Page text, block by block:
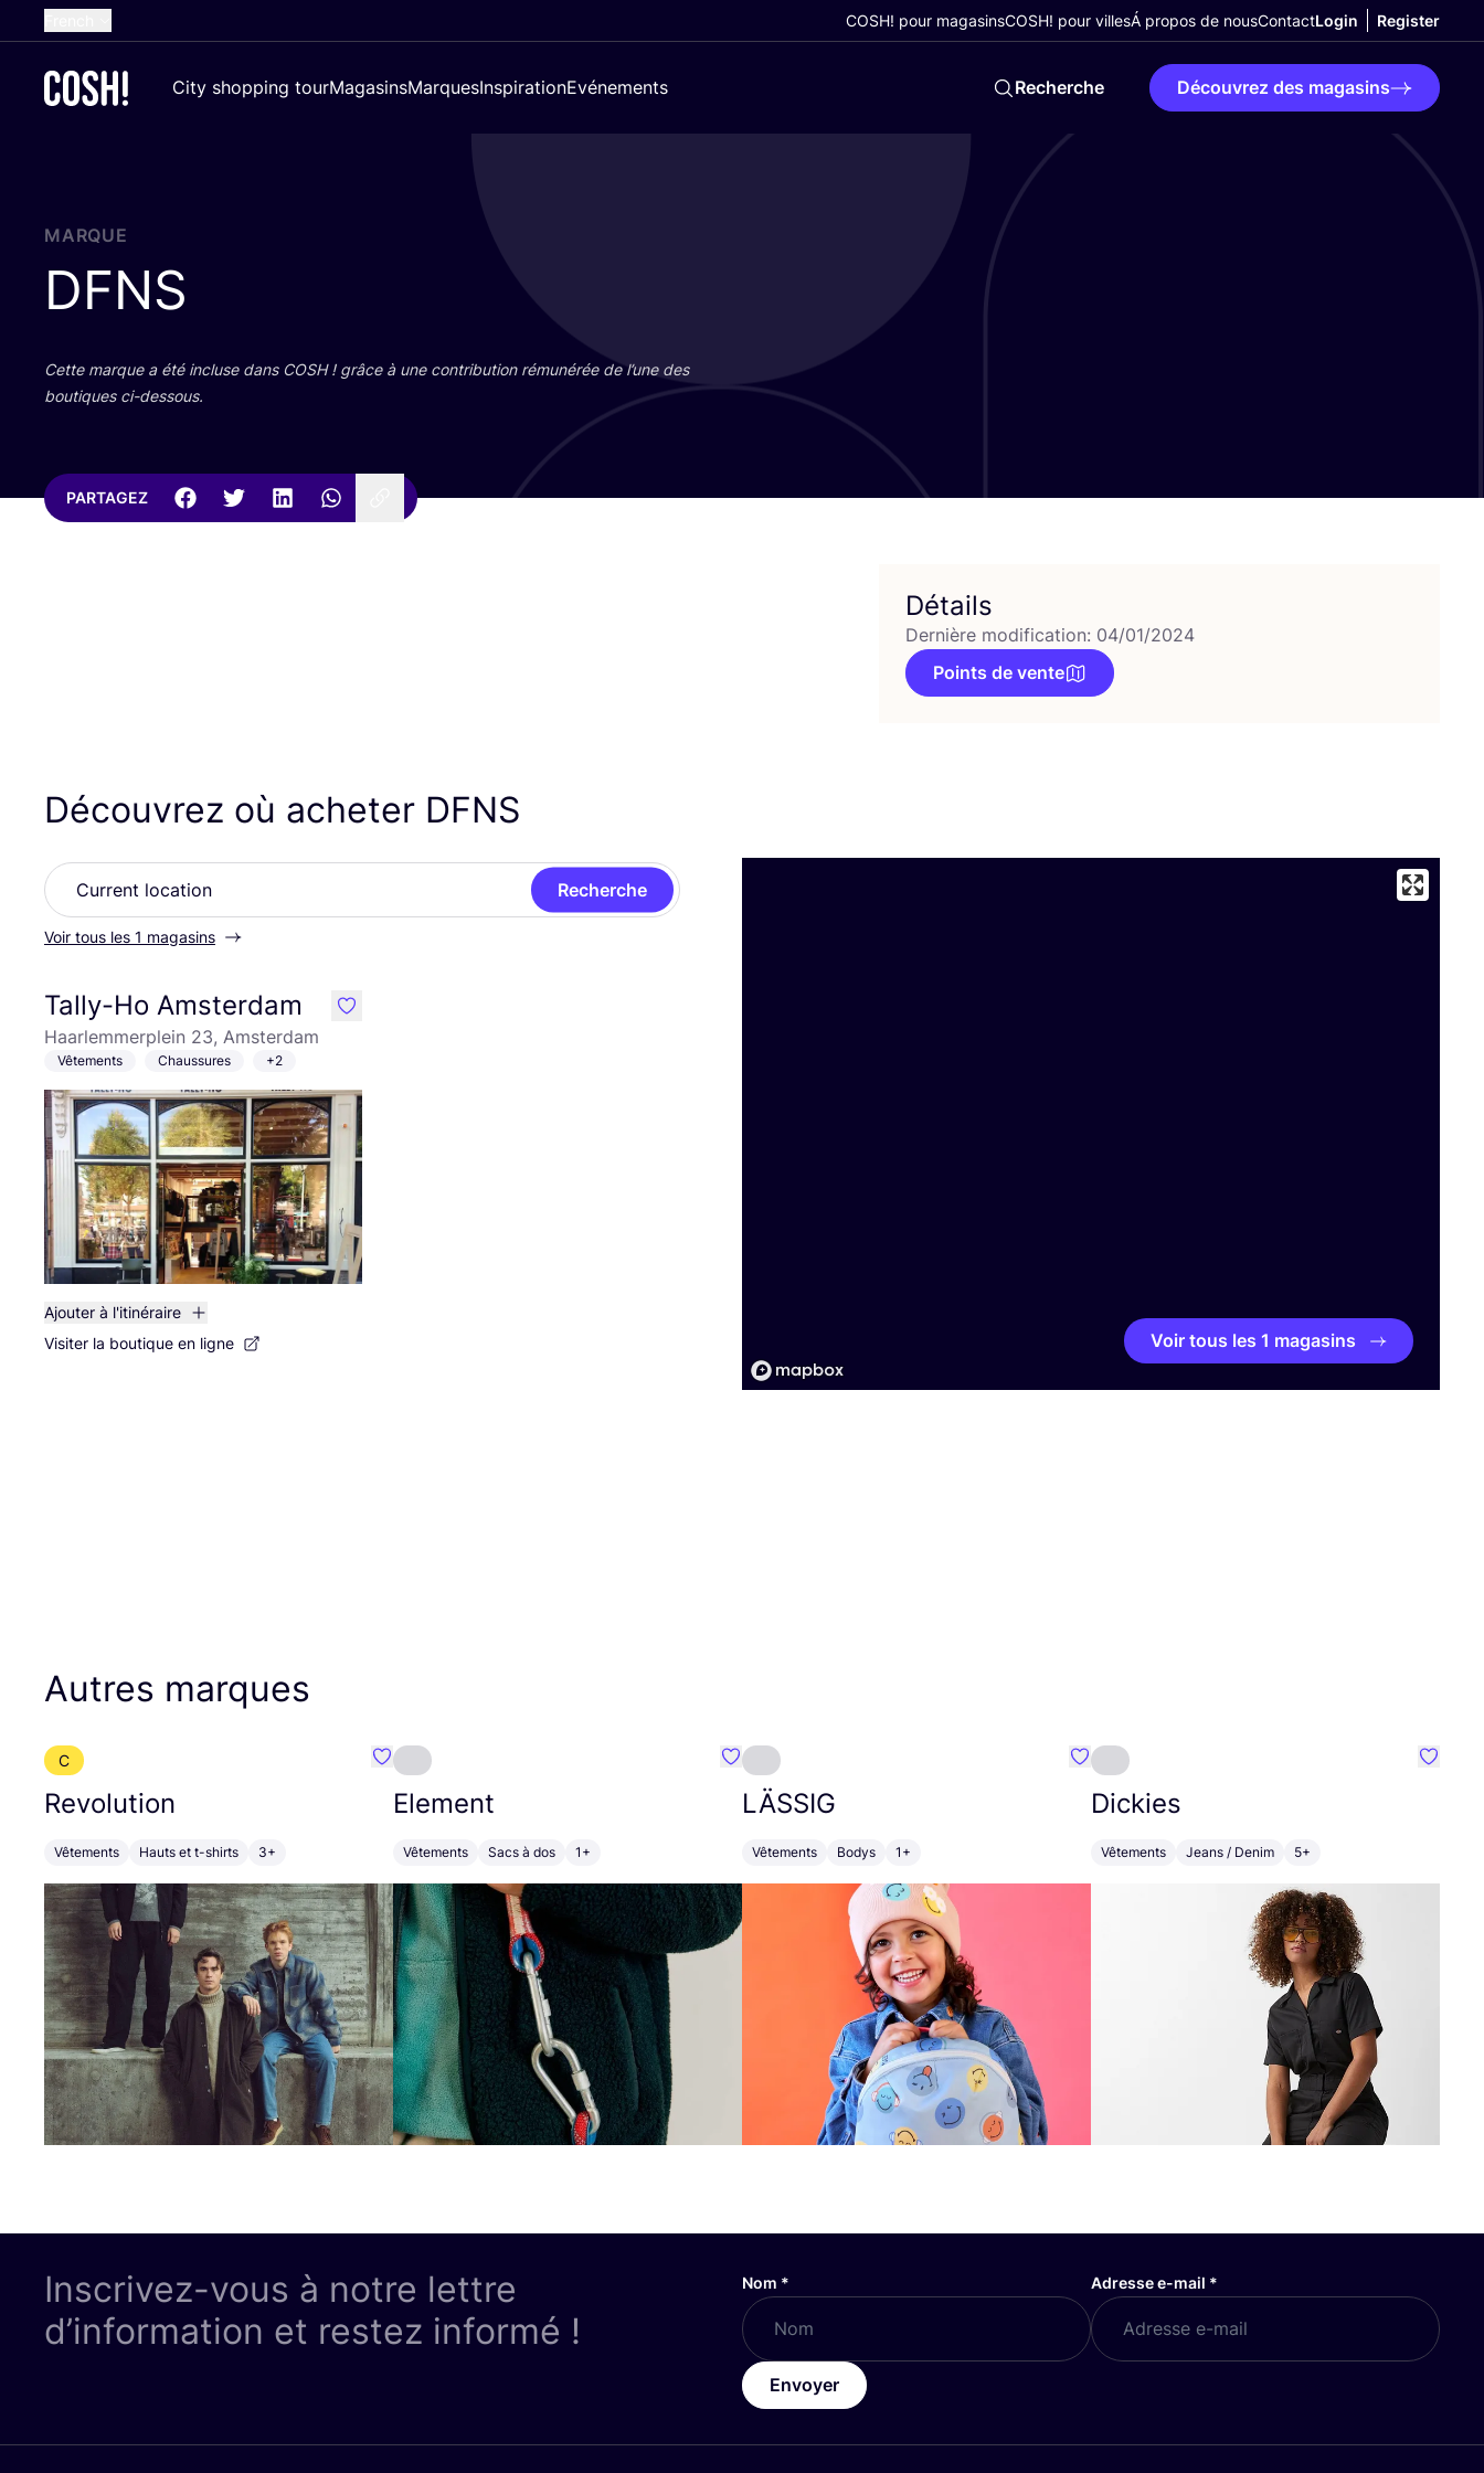
Dutch
Croatian
COSH! pour magasinsCOSH! pour villesÁ propos de nousContactLogin Register
City shopping tourMagasinsMarquesInspirationEvénements Recherche Découvrez des magasins
MARQUE
DFNS
Cette marque a été incluse dans COSH! grâce à une contri­bu­tion rému­né­rée de l’une des
bou­tiques ci-dessous.
PARTAGEZ
Détails
Dernière modification: 04/01/2024
Points de vente
Découvrez où acheter DFNS
Recherche
Voir tous les 1 magasins
Tally-Ho Amsterdam
Haarlemmerplein 23, Amsterdam
Vêtements Chaussures +2
Ajouter à l'itinéraire
Visiter la boutique en ligne
like
Voir tous les 1 magasins
Autres marques
C
Revolution
Vêtements Hauts et t-shirts 3+
Préféré {nom}
Element
Vêtements Sacs à dos 1+
Préféré {nom}
LÄSSIG
Vêtements Bodys 1+
Préféré {nom}
Dickies
Vêtements Jeans / Denim 5+
Inscrivez-vous à notre lettre
d’information et restez informé !
Nom * Adresse e-mail *
Envoyer